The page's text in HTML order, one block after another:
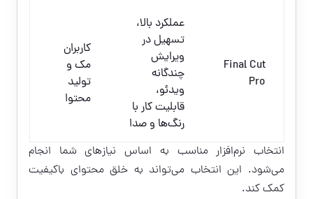
Final Cut
Pro
عملکرد بالا،
تسهیل در
ویرایش
چندگانه
ویدئو،
قابلیت کار با
رنگ‌ها و صدا
کاربران
مک و
تولید
محتوا
انتخاب نرم‌افزار مناسب به اساس نیازهای شما انجام
می‌شود. این انتخاب می‌تواند به خلق محتوای باکیفیت
کمک کند.